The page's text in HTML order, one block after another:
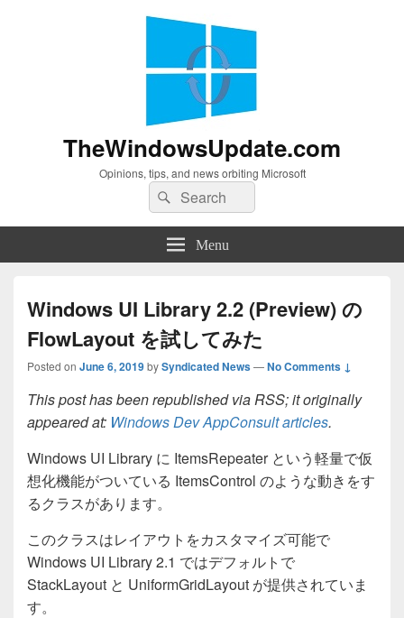
TheWindowsUpdate.com
Opinions, tips, and news orbiting Microsoft
Search
for:
Search
Menu
Windows UI Library 2.2 (Preview) の
FlowLayout を試してみた
Posted on June 6, 2019bySyndicated News—No Comments ↓
This post has been republished via RSS; it originally
appeared at: Windows Dev AppConsult articles.
Windows UI Library に ItemsRepeater という軽量で仮
想化機能がついている ItemsControl のような動きをす
るクラスがあります。
このクラスはレイアウトをカスタマイズ可能で
Windows UI Library 2.1 ではデフォルトで
StackLayout と UniformGridLayout が提供されていま
す。